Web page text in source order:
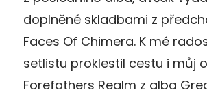
doplněné skladbami z
Faces Of Chimera. K mé
setlistu proklestil cestu i můj
Forefathers Realm z alba